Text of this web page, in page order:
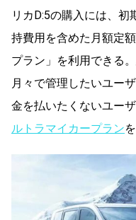
リカD:5の購入には、
持費用を含めた月額定
プラン」を利用できる
月々で管理したいユー
金を払いたくないユー
ルトラマイカープラン